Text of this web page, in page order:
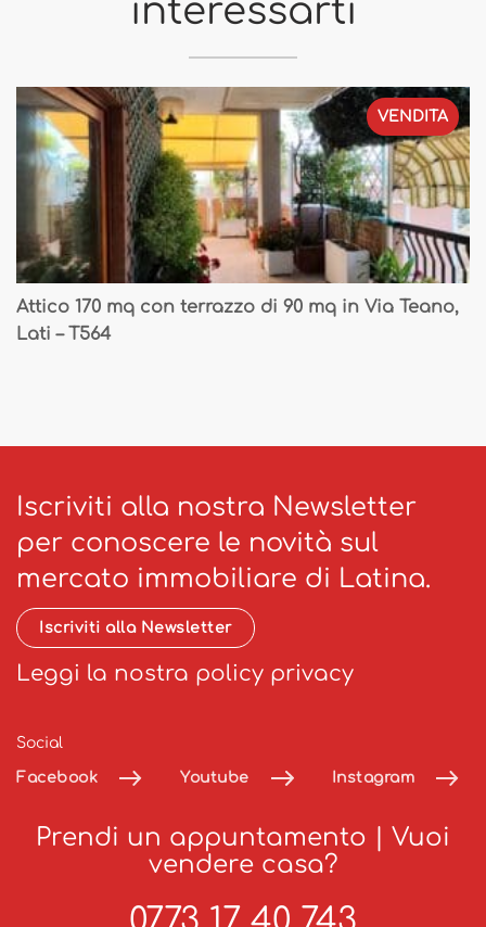
interessarti
Attico 170 mq con terrazzo di 90 mq in Via Teano,
Lati – T564
VENDITA
Iscriviti alla nostra Newsletter
per conoscere le novità sul
mercato immobiliare di Latina.
Iscriviti alla Newsletter
Leggi la nostra policy privacy
Social
Facebook Youtube Instagram
Prendi un appuntamento
Vuoi
vendere casa?